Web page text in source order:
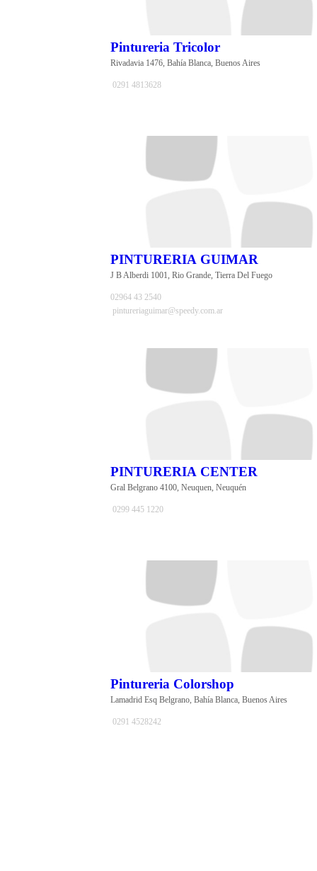
Pintureria Tricolor
Rivadavia 1476, Bahía Blanca, Buenos Aires
0291 4813628
PINTURERIA GUIMAR
J B Alberdi 1001, Rio Grande, Tierra Del Fuego
02964 43 2540
pintureriaguimar@speedy.com.ar
PINTURERIA CENTER
Gral Belgrano 4100, Neuquen, Neuquén
0299 445 1220
Pintureria Colorshop
Lamadrid Esq Belgrano, Bahía Blanca, Buenos Aires
0291 4528242